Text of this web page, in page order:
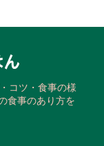
コツ・食事の様
食事のあり方を